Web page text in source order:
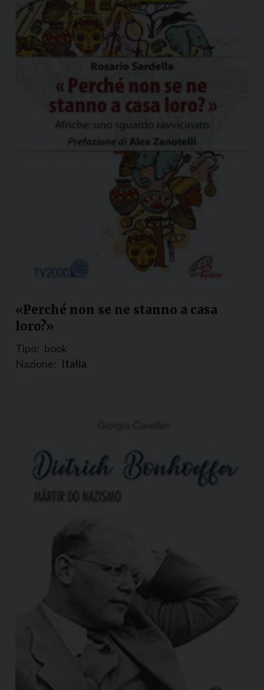
«Perché non se ne stanno a casa
loro?»
Tipo: book
Nazione: Italia